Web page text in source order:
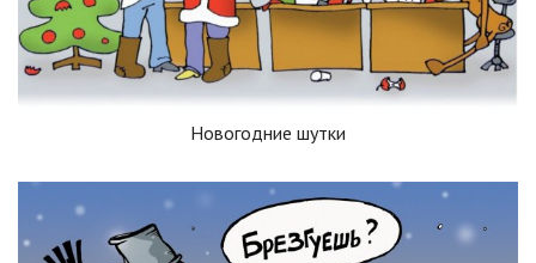
Новогодние шутки